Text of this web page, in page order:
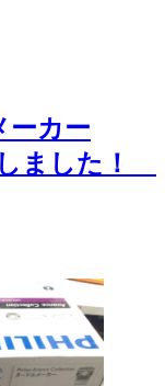
す。
ーカー
しました！